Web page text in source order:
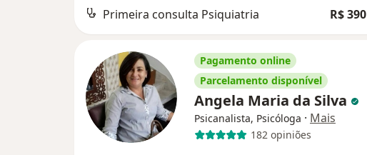
Primeira consulta Psiquiatria R$ 390
Pagamento online
Parcelamento disponível
Angela Maria da Silva
Psicanalista, Psicóloga · Mais
182 opiniões